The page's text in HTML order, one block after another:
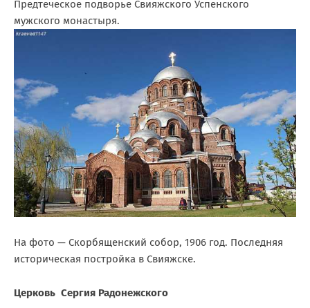
Предтеческое подворье Свияжского Успенского
мужского монастыря.
На фото — Скорбященский собор, 1906 год. Последняя
историческая постройка в Свияжске.
Церковь Сергия Радонежского